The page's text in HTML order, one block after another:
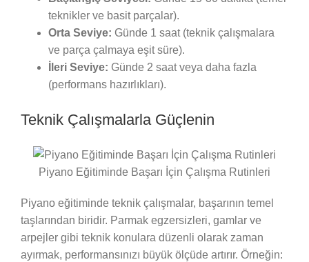
teknikler ve basit parçalar).
Orta Seviye: Günde 1 saat (teknik çalışmalara
ve parça çalmaya eşit süre).
İleri Seviye: Günde 2 saat veya daha fazla
(performans hazırlıkları).
Teknik Çalışmalarla Güçlenin
Piyano Eğitiminde Başarı İçin Çalışma Rutinleri
Piyano eğitiminde teknik çalışmalar, başarının temel
taşlarından biridir. Parmak egzersizleri, gamlar ve
arpejler gibi teknik konulara düzenli olarak zaman
ayırmak, performansınızı büyük ölçüde artırır. Örneğin: